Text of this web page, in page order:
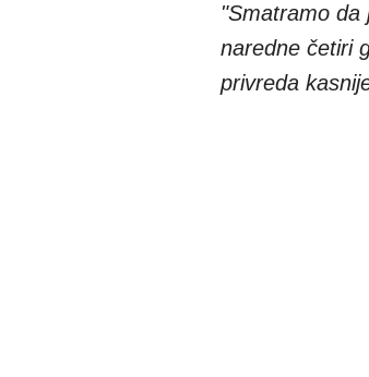
"Smatramo da
naredne četiri
privreda